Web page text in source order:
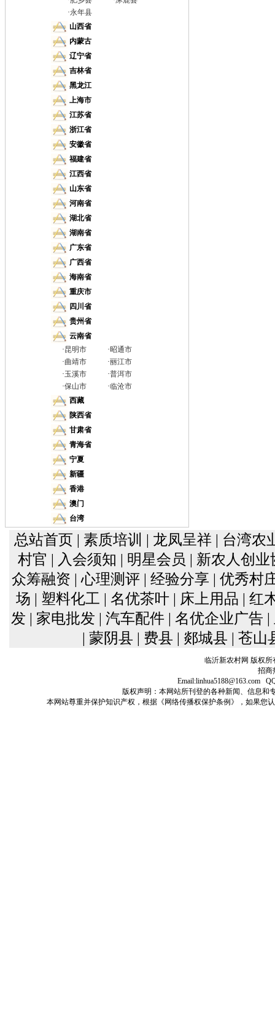
·永年县
山西省
内蒙古
辽宁省
吉林省
黑龙江
上海市
江苏省
浙江省
安徽省
福建省
江西省
山东省
河南省
湖北省
湖南省
广东省
广西省
海南省
重庆市
四川省
贵州省
云南省
·昆明市 ·昭通市
·曲靖市 ·丽江市
·玉溪市 ·普洱市
·保山市 ·临沧市
西藏
陕西省
甘肃省
青海省
宁夏
新疆
香港
澳门
台湾
总站首页 | 素质培训 | 龙凤呈祥 | 台湾农
村官 | 入会须知 | 明星会员 | 新农人创
众筹融资 | 心理测评 | 经验分享 | 优秀村
场 | 塑料化工 | 名优茶叶 | 床上用品 | 红
发 | 家电批发 | 汽车配件 | 名优企业广告 |
| 蒙阴县 | 费县 | 郯城县 | 苍山
临沂新农村网 版权所
招商
Email:linhua5188@163.com
版权声明：本网站所刊登的各种新闻、信息和
本网站尊重并保护知识产权，根据《网络传播权保护条例》，如果您